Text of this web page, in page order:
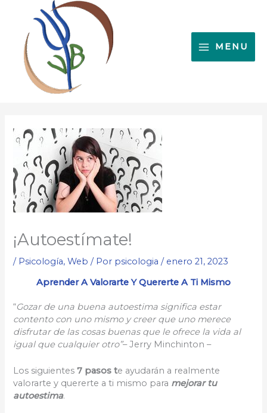
contenido
MENU
¡Autoestímate!
/ Psicología,Web / Por psicologia/ enero 21, 2023
Aprender A Valorarte Y Quererte A Ti Mismo
“Gozar de una buena autoestima significa estar
contento con uno mismo y creer que uno merece
disfrutar de las cosas buenas que le ofrece la vida al
igual que cualquier otro”– Jerry Minchinton –
Los siguientes7 pasos te ayudarán a realmente
valorarte y quererte a ti mismo para mejorar tu
autoestima.